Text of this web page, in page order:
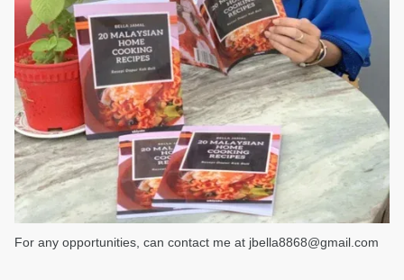
For any opportunities, can contact me at jbella8868@gmail.com